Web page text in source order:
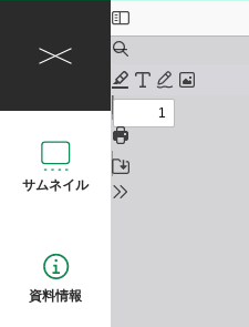
サムネイル
資料情報